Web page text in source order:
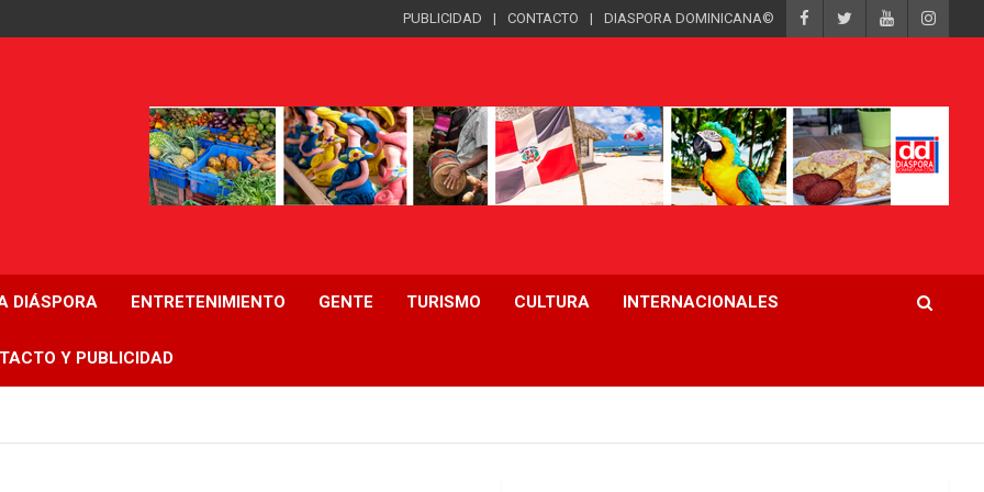
PUBLICIDAD CONTACTO DIASPORA DOMINICANA©
DIÁSPORA ENTRETENIMIENTO GENTE TURISMO CULTURA INTERNACIONALES
Y PUBLICIDAD